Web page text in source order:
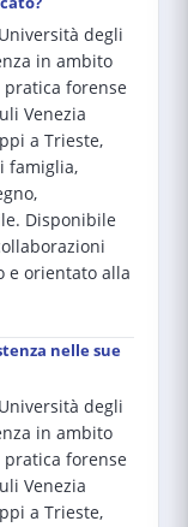
degli
in ambito
forense
Venezia
a Trieste,
famiglia,
Disponibile
e orientato alla
nelle sue
degli
in ambito
forense
Venezia
a Trieste,